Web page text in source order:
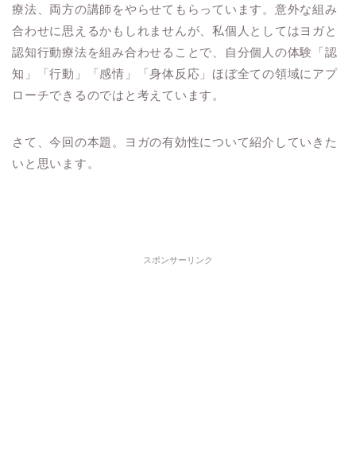
療法、両方の講師をやらせてもらっています。意外な組み
合わせに思えるかもしれませんが、私個人としてはヨガと
認知行動療法を組み合わせることで、自分個人の体験「認
知」「行動」「感情」「身体反応」ほぼ全ての領域にアプ
ローチできるのではと考えています。
さて、今回の本題。ヨガの有効性について紹介していきた
いと思います。
スポンサーリンク